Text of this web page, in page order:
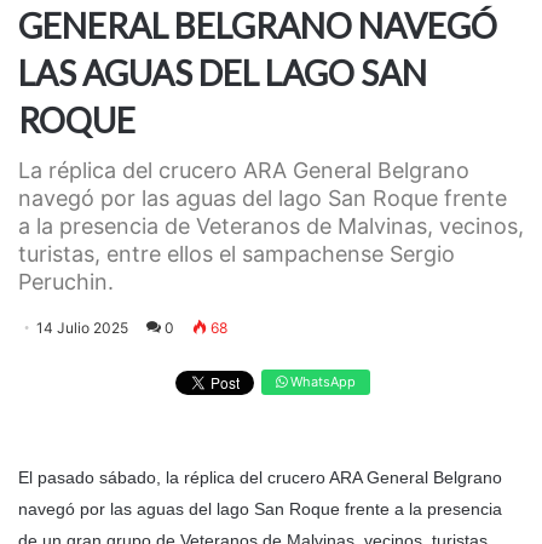
GENERAL BELGRANO NAVEGÓ
LAS AGUAS DEL LAGO SAN
ROQUE
La réplica del crucero ARA General Belgrano
navegó por las aguas del lago San Roque frente
a la presencia de Veteranos de Malvinas, vecinos,
turistas, entre ellos el sampachense Sergio
Peruchin.
14 Julio 2025 0 68
WhatsApp
El pasado sábado, la réplica del crucero ARA General Belgrano
navegó por las aguas del lago San Roque frente a la presencia
de un gran grupo de Veteranos de Malvinas, vecinos, turistas,